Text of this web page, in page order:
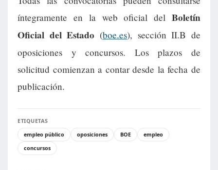
íntegramente en la web oficial del Boletín
Oficial del Estado (boe.es), sección II.B de
oposiciones y concursos. Los plazos de
solicitud comienzan a contar desde la fecha de
publicación.
ETIQUETAS
empleo público
oposiciones BOE
empleo
concursos